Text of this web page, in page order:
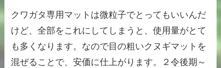
クワガタ専用マットは微粒子でとってもいいんだ
けど、全部をこれにしてしまうと、使用量がとて
も多くなります。なので目の粗いクヌギマットを
混ぜることで、安価に仕上がります。２令後期～